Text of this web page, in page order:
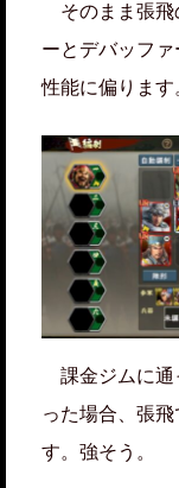
そのまま張飛
ーとデバッフ
性能に偏ります
課金ジムに通
った場合、張
す。強そう。